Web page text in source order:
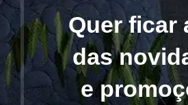
Quer ficar
das
e